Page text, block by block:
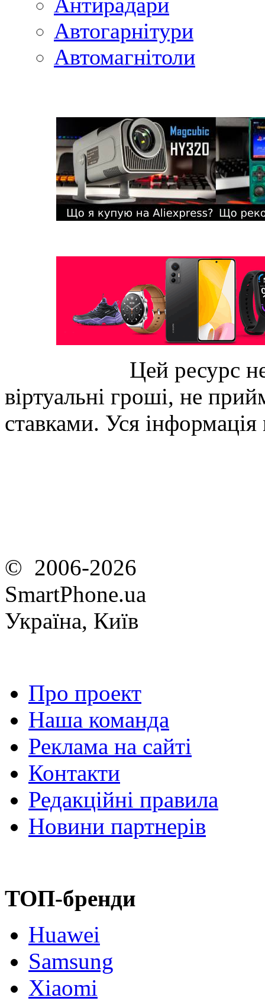
Автогарнітури
Автомагнітоли
Цей ресурс
віртуальні гроші, не
ставками. Уся
© 2006-2026
SmartPhone.ua
Україна, Київ
Про проект
Наша команда
Реклама на сайті
Контакти
Редакційні правила
Новини партнерів
ТОП-бренди
Huawei
Samsung
Xiaomi